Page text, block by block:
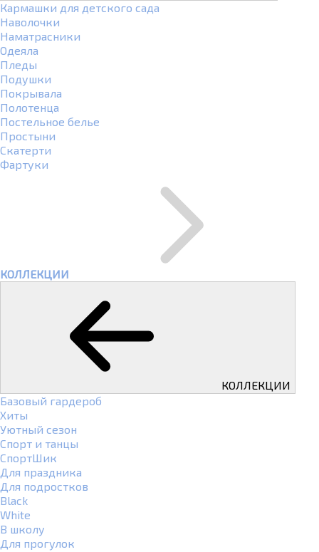
Кармашки для детского сада
Наволочки
Наматрасники
Одеяла
Пледы
Подушки
Покрывала
Полотенца
Постельное белье
Простыни
Скатерти
Фартуки
КОЛЛЕКЦИИ
КОЛЛЕКЦИИ
Базовый гардероб
Хиты
Уютный сезон
Спорт и танцы
СпортШик
Для праздника
Для подростков
Black
White
В школу
Для прогулок